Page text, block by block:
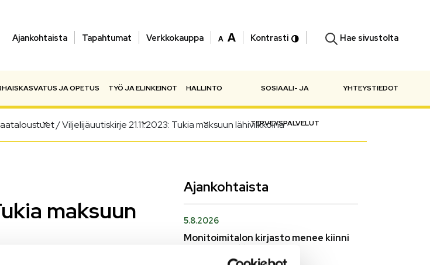
Ajankohtaista Tapahtumat Verkkokauppa Kontrasti Hae sivustolta
JA OPETUS TYÖ JA ELINKEINOT HALLINTO SOSIAALI- JA
TERVEYSPALVELUT
YHTEYSTIEDOT
/Viljelijäuutiskirje 21.11.2023: Tukia maksuun lähiviikkoina
maksuun
Ajankohtaista
5.8.2026
Monitoimitalon kirjasto menee kiinni
perjantaina klo 12.00